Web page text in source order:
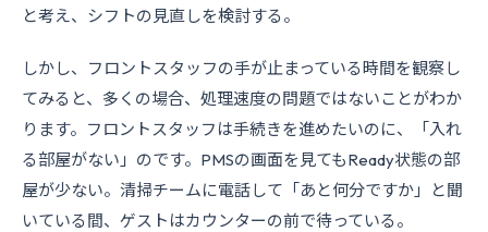
と考え、シフトの見直しを検討する。
しかし、フロントスタッフの手が止まっている時間を観察し
てみると、多くの場合、処理速度の問題ではないことがわか
ります。フロントスタッフは手続きを進めたいのに、「入れ
る部屋がない」のです。PMSの画面を見てもReady状態の部
屋が少ない。清掃チームに電話して「あと何分ですか」と聞
いている間、ゲストはカウンターの前で待っている。